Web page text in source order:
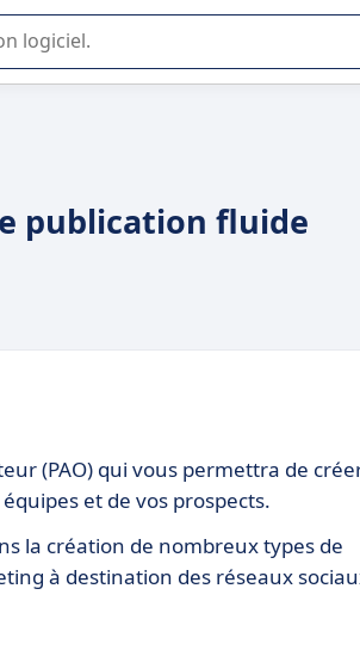
logiciel SaaS en entreprise.
publication fluide
(PAO) qui vous permettra de
et de vos prospects.
la création de nombreux types de
à destination des réseaux